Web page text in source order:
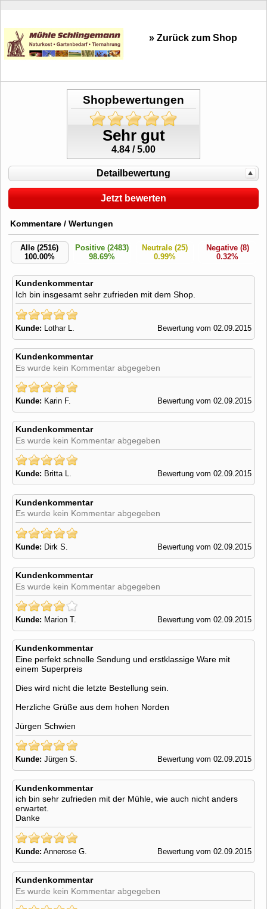
» Zurück zum Shop
Shopbewertungen
Sehr gut
4.84 / 5.00
Detailbewertung
Jetzt bewerten
Kommentare / Wertungen
Alle (2516)
100.00%
Positive (2483)
98.69%
Neutrale (25)
0.99%
Negative (8)
0.32%
Kundenkommentar
Ich bin insgesamt sehr zufrieden mit dem Shop.
Kunde: Lothar L. Bewertung vom 02.09.2015
Kundenkommentar
Es wurde kein Kommentar abgegeben
Kunde: Karin F. Bewertung vom 02.09.2015
Kundenkommentar
Es wurde kein Kommentar abgegeben
Kunde: Britta L. Bewertung vom 02.09.2015
Kundenkommentar
Es wurde kein Kommentar abgegeben
Kunde: Dirk S. Bewertung vom 02.09.2015
Kundenkommentar
Es wurde kein Kommentar abgegeben
Kunde: Marion T. Bewertung vom 02.09.2015
Kundenkommentar
Eine perfekt schnelle Sendung und erstklassige Ware mit
einem Superpreis
Dies wird nicht die letzte Bestellung sein.
Herzliche Grüße aus dem hohen Norden
Jürgen Schwien
Kunde: Jürgen S. Bewertung vom 02.09.2015
Kundenkommentar
ich bin sehr zufrieden mit der Mühle, wie auch nicht anders
erwartet.
Danke
Kunde: Annerose G. Bewertung vom 02.09.2015
Kundenkommentar
Es wurde kein Kommentar abgegeben